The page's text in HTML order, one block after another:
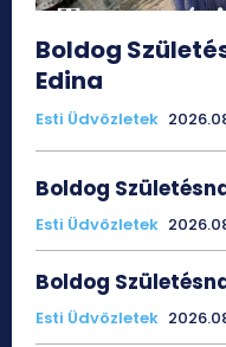
Boldog
Edina
Esti Üdvözletek
Boldog
Esti Üdvözletek
Boldog
Esti Üdvözletek